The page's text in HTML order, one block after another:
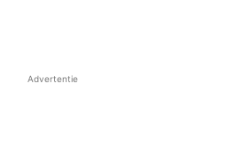
Advertentie